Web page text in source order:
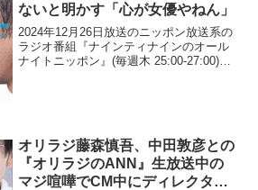
ないと明かす「心が女優やねん」
2024年12月26日放送のニッポン放送系の
ラジオ番組『ナインティナインのオール
ナイトニッポン』(毎週木 25:00-27:00)に
オリラジ藤森慎吾、中田敦彦との
『オリラジのANN』生放送中の
マジ喧嘩でCM中にディレクター